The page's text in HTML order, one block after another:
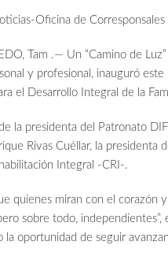
Oficina de Corresponsales
Tam .— Un “Camino de
y profesional, inauguró
el Desarrollo Integral de la
la presidenta del Patronato
Rivas Cuéllar, la presidenta
Integral -CRI-.
quienes miran con el corazón
sobre todo,
la oportunidad de seguir